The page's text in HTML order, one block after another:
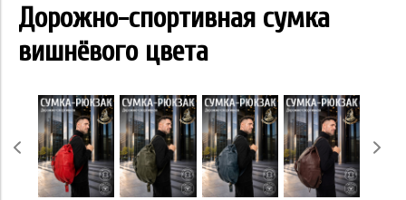
Дорожно-спортивная сумка
вишнёвого цвета